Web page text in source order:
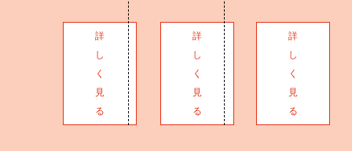
詳
し
く
見
る
詳
し
く
見
る
詳
し
く
見
る